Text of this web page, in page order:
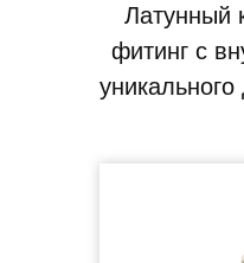
Латунный
фитинг с